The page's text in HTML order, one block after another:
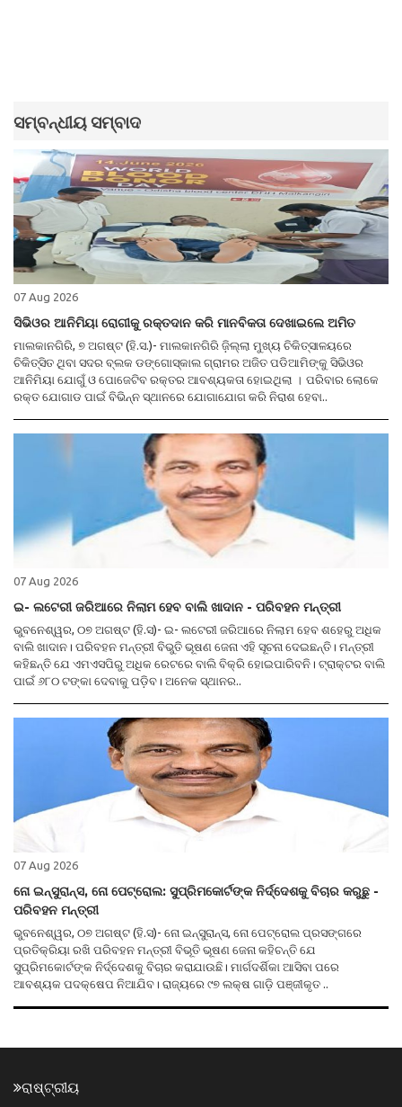
ସମ୍ବନ୍ଧୀୟ ସମ୍ବାଦ
07 Aug 2026
ସିଭିଓର ଆନିମିୟା ରୋଗୀକୁ ରକ୍ତଦାନ କରି ମାନବିକତା ଦେଖାଇଲେ ଅମିତ
ମାଲକାନଗିରି, ୭ ଅଗଷ୍ଟ (ହି.ସ.)- ମାଲକାନଗିରି ଜ଼ିଲ୍ଲା ମୁଖ୍ୟ ଚିକିତ୍ସାଳୟରେ
ଚିକିତ୍ସିତ ଥିବା ସଦର ବ୍ଲକ ଡଙ୍ଗୋସ୍କାଲ ଗ୍ରାମର ଅଜିତ ପଡିଆମିଙ୍କୁ ସିଭିଓର
ଆନିମିୟା ଯୋଗୁଁ ଓ ପୋଜେଟିବ ରକ୍ତର ଆବଶ୍ୟକତା ହୋଇଥିଲା । ପରିବାର ଲୋକେ
ରକ୍ତ ଯୋଗାଡ ପାଇଁ ବିଭିନ୍ନ ସ୍ଥାନରେ ଯୋଗାଯୋଗ କରି ନିରାଶ ହେବା..
07 Aug 2026
ଇ- ଲଟେରୀ ଜରିଆରେ ନିଲାମ ହେବ ବାଲି ଖାଦାନ - ପରିବହନ ମନ୍ତ୍ରୀ
ଭୁବନେଶ୍ୱର, ୦୭ ଅଗଷ୍ଟ (ହି.ସ)- ଇ- ଲଟେରୀ ଜରିଆରେ ନିଲାମ ହେବ ଶହେରୁ ଅଧିକ
ବାଲି ଖାଦାନ। ପରିବହନ ମନ୍ତ୍ରୀ ବିଭୁତି ଭୂଷଣ ଜେନା ଏହି ସୂଚନା ଦେଇଛନ୍ତି। ମନ୍ତ୍ରୀ
କହିଛନ୍ତି ଯେ ଏମଏସପିରୁ ଅଧିକ ରେଟରେ ବାଲି ବିକ୍ରି ହୋଇପାରିବନି। ଟ୍ରାକ୍ଟର ବାଲି
ପାଇଁ ୬୮୦ ଟଙ୍କା ଦେବାକୁ ପଡ଼ିବ। ଅନେକ ସ୍ଥାନର..
07 Aug 2026
ନୋ ଇନ୍ସୁରାନ୍ସ, ନୋ ପେଟ୍ରୋଲ: ସୁପ୍ରିମକୋର୍ଟଙ୍କ ନିର୍ଦ୍ଦେଶକୁ ବିଚାର କରୁଛୁ -
ପରିବହନ ମନ୍ତ୍ରୀ
ଭୁବନେଶ୍ୱର, ୦୭ ଅଗଷ୍ଟ (ହି.ସ)- ନୋ ଇନ୍ସୁରାନ୍ସ, ନୋ ପେଟ୍ରୋଲ ପ୍ରସଙ୍ଗରେ
ପ୍ରତିକ୍ରିୟା ରଖି ପରିବହନ ମନ୍ତ୍ରୀ ବିଭୂତି ଭୂଷଣ ଜେନା କହିଚନ୍ତି ଯେ
ସୁପ୍ରିମକୋର୍ଟଙ୍କ ନିର୍ଦ୍ଦେଶକୁ ବିଚାର କରାଯାଉଛି। ମାର୍ଗଦର୍ଶିକା ଆସିବା ପରେ
ଆବଶ୍ୟକ ପଦକ୍ଷେପ ନିଆଯିବ। ରାଜ୍ୟରେ ୯୭ ଲକ୍ଷ ଗାଡ଼ି ପଞ୍ଜୀକୃତ ..
ରାଷ୍ଟ୍ରୀୟ